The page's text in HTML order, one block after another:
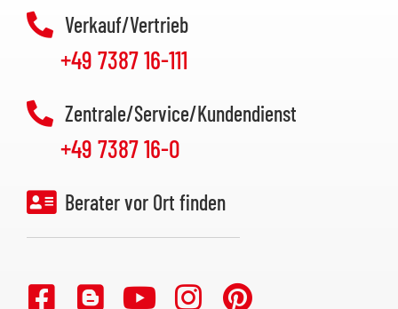
Verkauf/Vertrieb
+49 7387 16-111
Zentrale/Service/Kundendienst
+49 7387 16-0
Berater vor Ort finden